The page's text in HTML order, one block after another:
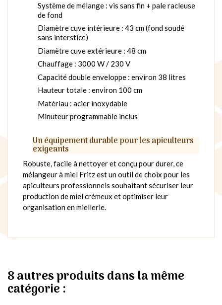
Système de mélange : vis sans fin + pale racleuse
de fond
Diamètre cuve intérieure : 43 cm (fond soudé
sans interstice)
Diamètre cuve extérieure : 48 cm
Chauffage : 3000 W / 230 V
Capacité double enveloppe : environ 38 litres
Hauteur totale : environ 100 cm
Matériau : acier inoxydable
Minuteur programmable inclus
Un équipement durable pour les apiculteurs
exigeants
Robuste, facile à nettoyer et conçu pour durer, ce
mélangeur à miel Fritz est un outil de choix pour les
apiculteurs professionnels souhaitant sécuriser leur
production de miel crémeux et optimiser leur
organisation en miellerie.
8 autres produits dans la même
catégorie :